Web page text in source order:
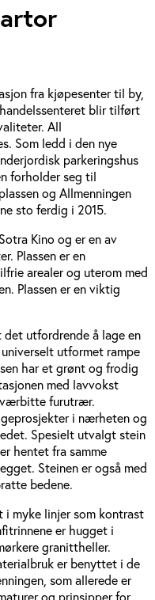
fra kjøpe­senter til by,
blir tilført
All
Som ledd i den nye
parkeringshus
forholder seg til
og Allmenningen
sto ferdig i 2015.
Kino og er en av
Plassen er en
arealer og uterom med
Plassen er en viktig
utfordrende å lage en
utformet rampe
har et grønt og frodig
med lavvokst
værbitte furutrær.
i nærheten og
Spesielt utvalgt stein
hentet fra samme
Steinen er også med
bedene.
i myke linjer som kontrast
er hugget i
granittheller.
er benyttet i de
som allerede er
og prinsipper for